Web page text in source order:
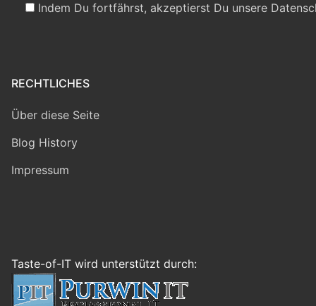
Indem Du fortfährst, akzeptierst Du unsere
RECHTLICHES
Über diese Seite
Blog History
Impressum
Taste-of-IT wird unterstützt durch: